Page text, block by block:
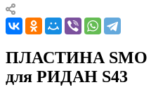
ПЛАСТИНА SMO
для РИДАН S43